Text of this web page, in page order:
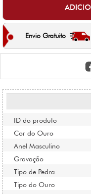
Envio Gratuito
ID do produto
Cor do Ouro
Anel Masculino
Gravação
Tipo de Pedra
Tipo do Ouro